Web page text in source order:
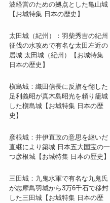
波経営のための拠点とした亀山城
【お城特集 日本の歴史】
太田城（紀州）：羽柴秀吉の紀州
征伐の水攻めで有名な太田左近の
居城 太田城（紀州）【お城特集
日本の歴史】
槇島城：織田信長に反旗を翻した
足利義昭が真木島昭光を頼り籠城
した槇島城【お城特集 日本の歴
史】
彦根城：井伊直政の意思を継いだ
直継により築城 日本五大国宝の一
つ彦根城【お城特集 日本の歴史】
三田城：九鬼水軍で有名な九鬼氏
が志摩鳥羽城から3万6千石で移封
した三田城【お城特集 日本の歴